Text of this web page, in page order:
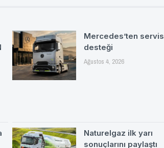
Mercedes’ten servis
desteği
Ağustos 4, 2026
Naturelgaz ilk yarı
sonuçlarını paylaştı